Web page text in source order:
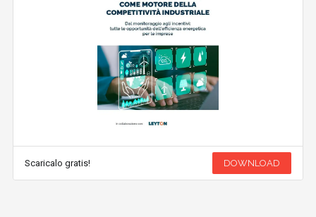
Scaricalo gratis! DOWNLOAD